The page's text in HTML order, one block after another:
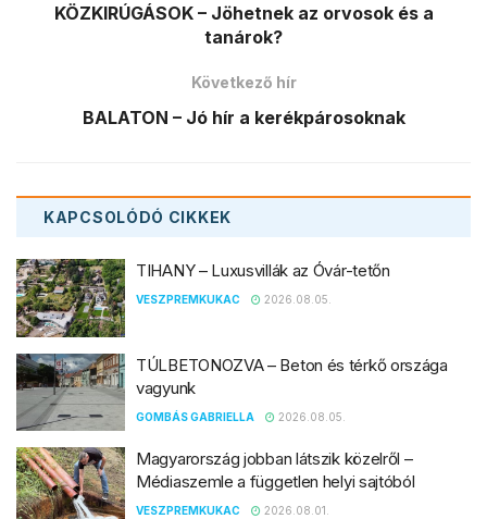
KÖZKIRÚGÁSOK – Jöhetnek az orvosok és a
tanárok?
Következő hír
BALATON – Jó hír a kerékpárosoknak
KAPCSOLÓDÓ CIKKEK
TIHANY – Luxusvillák az Óvár-tetőn
VESZPREMKUKAC 2026.08.05.
TÚLBETONOZVA – Beton és térkő országa
vagyunk
GOMBÁS GABRIELLA 2026.08.05.
Magyarország jobban látszik közelről –
Médiaszemle a független helyi sajtóból
VESZPREMKUKAC 2026.08.01.